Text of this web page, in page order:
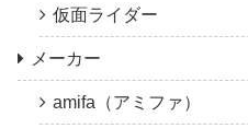
仮面ライダー
メーカー
amifa（アミファ）